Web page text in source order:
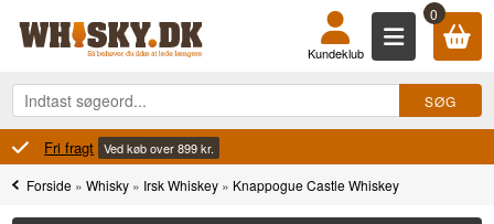
0
Kundeklub
Fri fragt Ved køb over 899 kr.
Forside »Whisky » Irsk Whiskey » Knappogue Castle Whiskey